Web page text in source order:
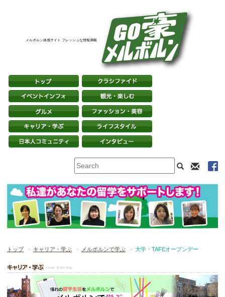
メルボルン体感サイト フレッシュな情報満載
トップ キャリア・学ぶ メルボルンで学ぶ 大学・TAFEオープンデー